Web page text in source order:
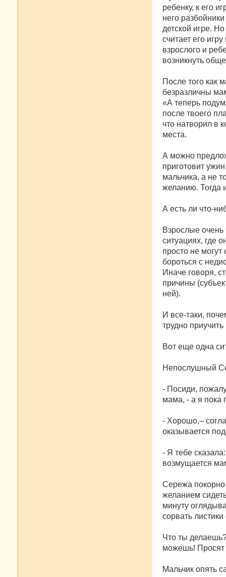
ребенку, к его
него
детской игре.
считает его
взрослого и
возникнуть
После того как
безразличны
«А теперь
после твоего
что натворил в
места.
А можно
приготовит
мальчика, а не
желанию. Тогда
А есть ли что-
Взрослые
ситуациях, где
просто не
бороться с
Иначе говоря,
причины
ней).
И все-таки,
трудно
Вот еще одна
Непослушный
- Посиди,
мама, - а я пока
- Хорошо,–
оказывается
- Я тебе
возмущается
Сережа
желанием
минуту
сорвать
Что ты
можешь! Просят
Мальчик опять